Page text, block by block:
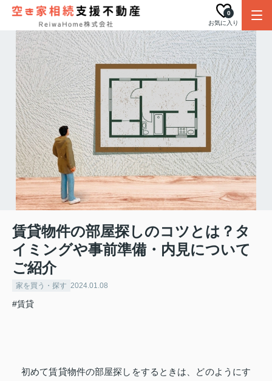
お気に入り
0
賃貸物件の部屋探しのコツとは？タ
イミングや事前準備・内見について
ご紹介
家を買う・探す 2024.01.08
#賃貸
初めて賃貸物件の部屋探しをするときは、どのようにす